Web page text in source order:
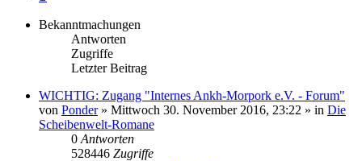
Bekanntmachungen
Antworten
Zugriffe
Letzter Beitrag
WICHTIG: Zugang "Internes Ankh-Morpork e.V. - Forum"
von Ponder» Mittwoch 30. November 2016, 23:22 » in Die
Scheibenwelt-Romane
0 Antworten
528446 Zugriffe